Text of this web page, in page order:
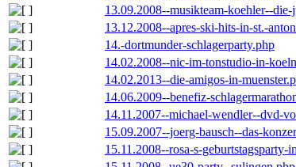
13.09.2008--musikteam-koehler--
13.12.2008--apres-ski-hits-in-st.-
14.-dortmunder-schlagerparty.php
14.02.2008--nic-im-tonstudio-in-
14.02.2013--die-amigos-in-
14.06.2009--benefiz-
14.11.2007--michael-wendler--dvd-
15.09.2007--joerg-bausch--das-
15.11.2008--rosa-s-geburtstagsparty-